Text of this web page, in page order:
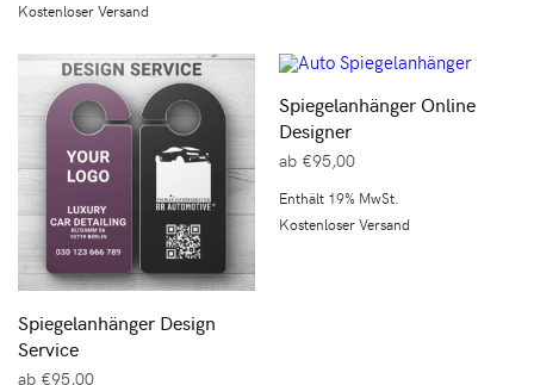
Kostenloser Versand
Spiegelanhänger Design
Service
ab €95,00
Spiegelanhänger Online
Designer
ab €95,00
Enthält 19% MwSt.
Kostenloser Versand